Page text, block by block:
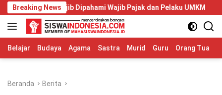
Langsung
ke
konten
Breaking News
Dipahami Wajib Pajak dan Pelaku UMKM Telkom
Belajar Budaya Agama Sastra Murid Guru Orang Tua
Beranda Berita